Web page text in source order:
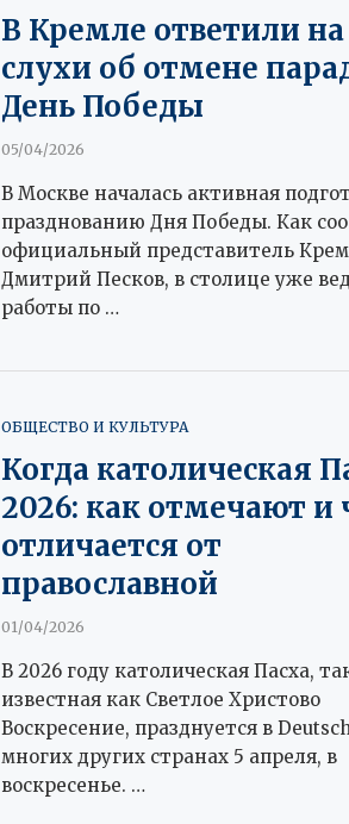
В Кремле ответили на
слухи об отмене
День Победы
05/04/2026
В Москве началась активная
празднованию Дня Победы. Как
официальный представитель
Дмитрий Песков, в столице уже
работы по …
ОБЩЕСТВО И КУЛЬТУРА
Когда католическая
2026: как отмечают и
отличается от
православной
01/04/2026
В 2026 году католическая Пасха,
известная как Светлое Христово
Воскресение, празднуется в
многих других странах 5 апреля, в
воскресенье. …